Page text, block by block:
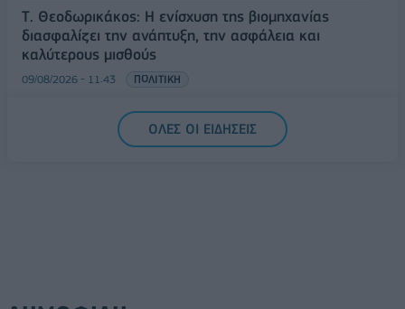
Τ. Θεοδωρικάκος: Η ενίσχυση της βιομηχανίας
διασφαλίζει την ανάπτυξη, την ασφάλεια και
καλύτερους μισθούς
09/08/2026 - 11:43 ΠΟΛΙΤΙΚΗ
Υπ. Μεταφορών: Οριστική λύση στο ζήτημα των
πινακίδων κυκλοφορίας - Τέλος στις χρονοβόρες
ΟΛΕΣ ΟΙ ΕΙΔΗΣΕΙΣ